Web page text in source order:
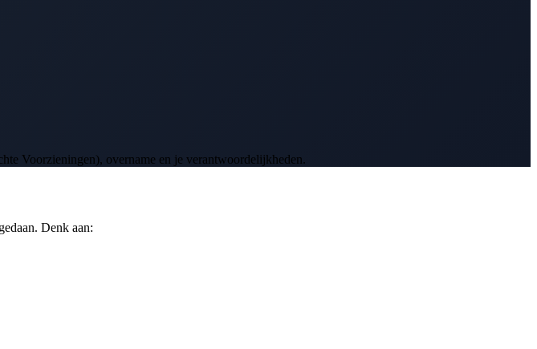
Voorzieningen), overname en je verantwoordelijkheden.
Denk aan: